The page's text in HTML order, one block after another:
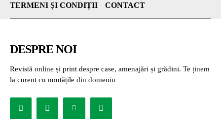
TERMENI ȘI CONDIȚII
CONTACT
DESPRE NOI
Revistă online și print despre case, amenajări și grădini. Te ținem
la curent cu noutățile din domeniu